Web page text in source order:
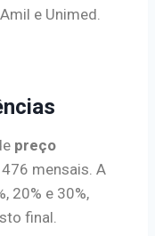
e Unimed.
preço
mensais. A
20% e 30%,
final.